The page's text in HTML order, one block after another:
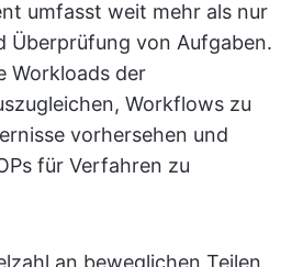
umfasst weit mehr als nur
Überprüfung von Aufgaben.
Workloads der
Workflows zu
vorhersehen und
für Verfahren zu
an beweglichen Teilen